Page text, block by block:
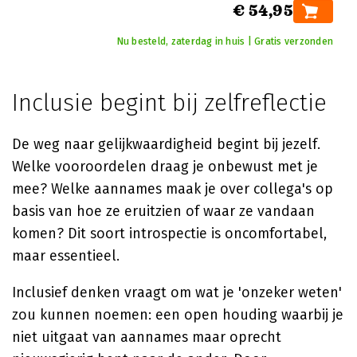
€ 54,95
Nu besteld, zaterdag in huis | Gratis verzonden
Inclusie begint bij zelfreflectie
De weg naar gelijkwaardigheid begint bij jezelf.
Welke vooroordelen draag je onbewust met je
mee? Welke aannames maak je over collega's op
basis van hoe ze eruitzien of waar ze vandaan
komen? Dit soort introspectie is oncomfortabel,
maar essentieel.
Inclusief denken vraagt om wat je 'onzeker weten'
zou kunnen noemen: een open houding waarbij je
niet uitgaat van aannames maar oprecht